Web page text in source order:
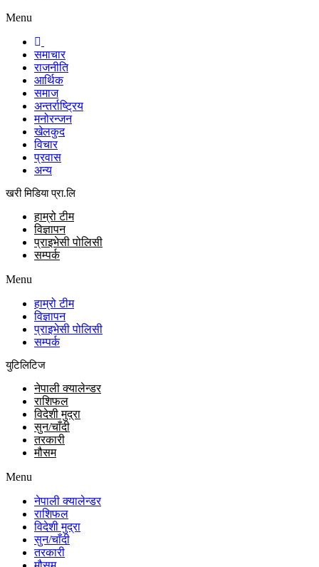
Menu
समाचार
राजनीति
आर्थिक
समाज
अन्तर्राष्ट्रिय
मनोरन्जन
खेलकुद
विचार
प्रवास
अन्य
खरी मिडिया प्रा.लि
हाम्रो टीम
विज्ञापन
प्राइभेसी पोलिसी
सम्पर्क
Menu
हाम्रो टीम
विज्ञापन
प्राइभेसी पोलिसी
सम्पर्क
युटिलिटिज
नेपाली क्यालेन्डर
राशिफल
विदेशी मुद्रा
सुन/चाँदी
तरकारी
मौसम
Menu
नेपाली क्यालेन्डर
राशिफल
विदेशी मुद्रा
सुन/चाँदी
तरकारी